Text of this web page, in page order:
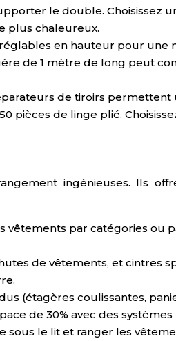
le double. Choisissez
plus chaleureux.
en hauteur pour une
de 1 mètre de long peut
de tiroirs permettent
pièces de linge plié.
ingénieuses. Ils
vêtements par catégories ou
de vêtements, et cintres
(étagères coulissantes,
de 30% avec des
sous le lit et ranger les